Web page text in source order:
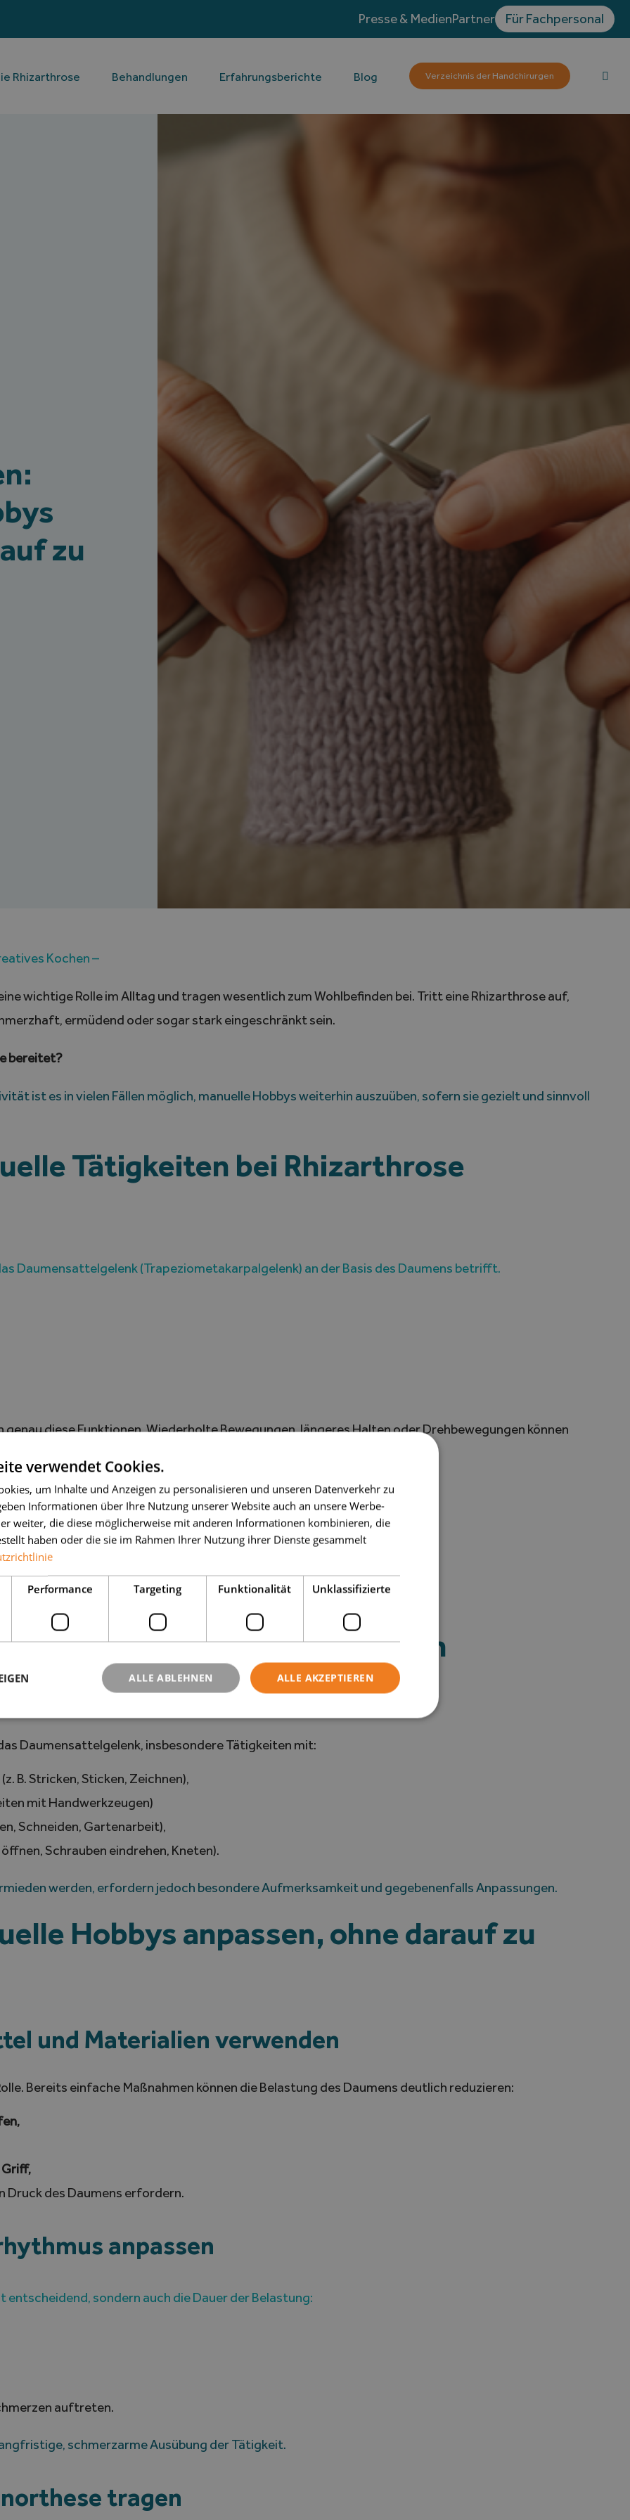
Presse & MedienPartner Für Fachpersonal
Rhizarthrose Behandlungen Erfahrungsberichte Blog Verzeichnis der Handchirurgen
zu
Kochen –
wichtige Rolle im Alltag und tragen wesentlich zum Wohlbefinden bei. Tritt eine Rhizarthrose auf,
ermüdend oder sogar stark eingeschränkt sein.
bereitet?
ist es in vielen Fällen möglich, manuelle Hobbys weiterhin auszuüben, sofern sie gezielt und sinnvoll
Tätigkeiten bei Rhizarthrose
Daumensattelgelenk (Trapeziometakarpalgelenk) an der Basis des Daumens betrifft.
diese Funktionen. Wiederholte Bewegungen, längeres Halten oder Drehbewegungen können
kontraindiziert ist, sondern dass sie angepasst werden sollte.
belasten den Daumen
Daumensattelgelenk, insbesondere Tätigkeiten mit:
(z. B. Stricken, Sticken, Zeichnen),
mit Handwerkzeugen)
Schneiden, Gartenarbeit),
öffnen, Schrauben eindrehen, Kneten).
werden, erfordern jedoch besondere Aufmerksamkeit und gegebenenfalls Anpassungen.
Hobbys anpassen, ohne darauf zu
und Materialien verwenden
Bereits einfache Maßnahmen können die Belastung des Daumens deutlich reduzieren:
Druck des Daumens erfordern.
anpassen
sondern auch die Dauer der Belastung:
auftreten.
schmerzarme Ausübung der Tätigkeit.
tragen
verwendet Cookies.
um Inhalte und Anzeigen zu personalisieren und unseren Datenverkehr zu
Informationen über Ihre Nutzung unserer Website auch an unsere Werbe-
weiter, die diese möglicherweise mit anderen Informationen kombinieren, die
haben oder die sie im Rahmen Ihrer Nutzung ihrer Dienste gesammelt
Performance Targeting Funktionalität Unklassifizierte
ALLE AKZEPTIEREN
ALLE ABLEHNEN